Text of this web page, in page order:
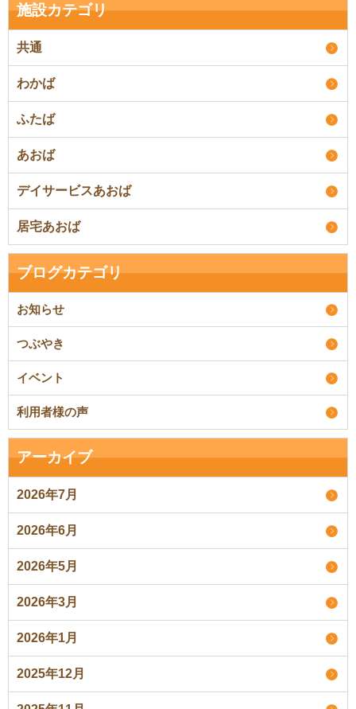
施設カテゴリ
共通
わかば
ふたば
あおば
デイサービスあおば
居宅あおば
ブログカテゴリ
お知らせ
つぶやき
イベント
利用者様の声
アーカイブ
2026年7月
2026年6月
2026年5月
2026年3月
2026年1月
2025年12月